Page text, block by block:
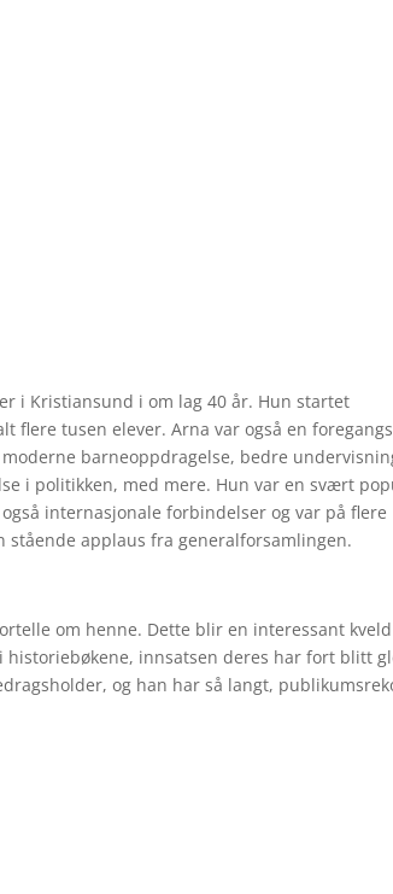
i Kristiansund i om lag 40 år. Hun startet
flere tusen elever. Arna var også en
barne­oppdragelse, bedre
i politikken, med mere. Hun var en svært
internasjonale forbindelser og var på flere
stående applaus fra generalforsamlingen.
om henne. Dette blir en interessant
innsatsen deres har fort blitt
og han har så langt,